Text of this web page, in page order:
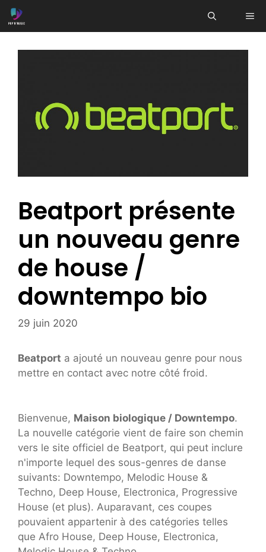
Aller
au
Beatport présente
un nouveau genre
de house /
downtempo bio
29 juin 2020
Beatport a ajouté un nouveau genre pour nous
mettre en contact avec notre côté froid.
Bienvenue, Maison biologique / Downtempo.
La nouvelle catégorie vient de faire son chemin
vers le site officiel de Beatport, qui peut inclure
n'importe lequel des sous-genres de danse
suivants: Downtempo, Melodic House &
Techno, Deep House, Electronica, Progressive
House (et plus). Auparavant, ces coupes
pouvaient appartenir à des catégories telles
que Afro House, Deep House, Electronica,